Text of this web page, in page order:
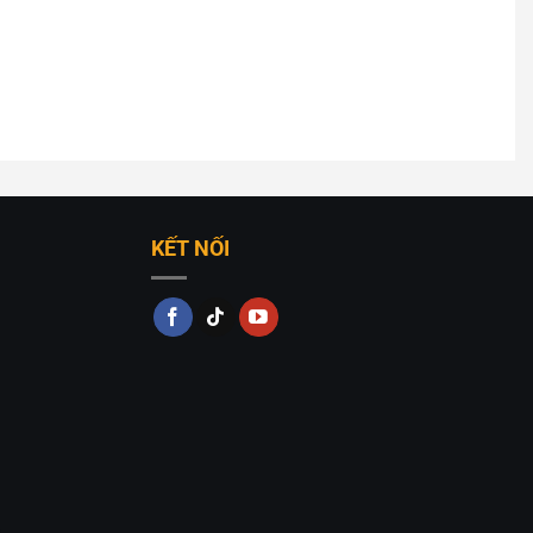
chủ đạo của căn phòng là gì thì đèn gỗ trang trí
một điểm nhấn độc đáo khó quên cho bất kỳ không
gỗ thả trần decor ?
KẾT NỐI